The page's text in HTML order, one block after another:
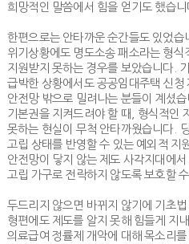
희망적인 말씀에서 힘을 얻기도 했습니
한편으로는 안타까운 순간들도 있었습
위기상황에도 명도소송 패소라는 형
지원받지 못하는 경우를 보았습니다
급박한 상황에서도 공공임대주택 신청
안전망 밖으로 밀려나는 분들이 계셨습
기본권을 지켜드려야 할 때
형식적인
못하는 현실이 무척 안타까웠습니다
고립 상태를 반영할 수 있는 예외적 지
안전망이 닿지 않는 제도 사각지대에
고립 가구로 전락하지 않도록 보호할
두드리지 않으면 바뀌지 않기에 기초
형편에도 제도를 알지 못해 힘들게 지
의료급여 정률제 개악에 대해 목소리